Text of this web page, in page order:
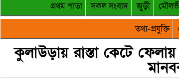
প্রথম পাতা সকল সংবাদ জুড়ী
তথ্য-প্রযুক্তি
কুলাউড়ায় রাস্তা কেটে